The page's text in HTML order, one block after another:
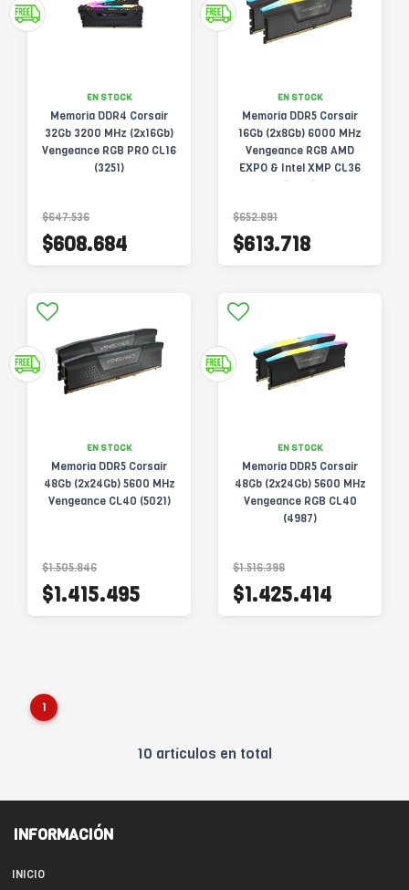
EN STOCK
Memoria DDR4 Corsair
32Gb 3200 MHz (2x16Gb)
Vengeance RGB PRO CL16
(3251)
$647.536
$608.684
EN STOCK
Memoria DDR5 Corsair
16Gb (2x8Gb) 6000 MHz
Vengeance RGB AMD
EXPO & Intel XMP CL36
(6295)
$652.891
$613.718
EN STOCK
Memoria DDR5 Corsair
48Gb (2x24Gb) 5600 MHz
Vengeance CL40 (5021)
$1.505.846
$1.415.495
EN STOCK
Memoria DDR5 Corsair
48Gb (2x24Gb) 5600 MHz
Vengeance RGB CL40
(4987)
$1.516.398
$1.425.414
1
10 artículos en total
INFORMACIÓN
INICIO